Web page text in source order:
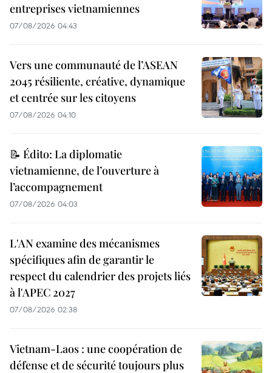
entreprises vietnamiennes
07/08/2026 04:43
Vers une communauté de l’ASEAN
2045 résiliente, créative, dynamique
et centrée sur les citoyens
07/08/2026 04:10
📝 Édito: La diplomatie
vietnamienne, de l’ouverture à
l’accompagnement
07/08/2026 04:03
L'AN examine des mécanismes
spécifiques afin de garantir le
respect du calendrier des projets liés
à l'APEC 2027
07/08/2026 02:38
Vietnam-Laos : une coopération de
défense et de sécurité toujours plus